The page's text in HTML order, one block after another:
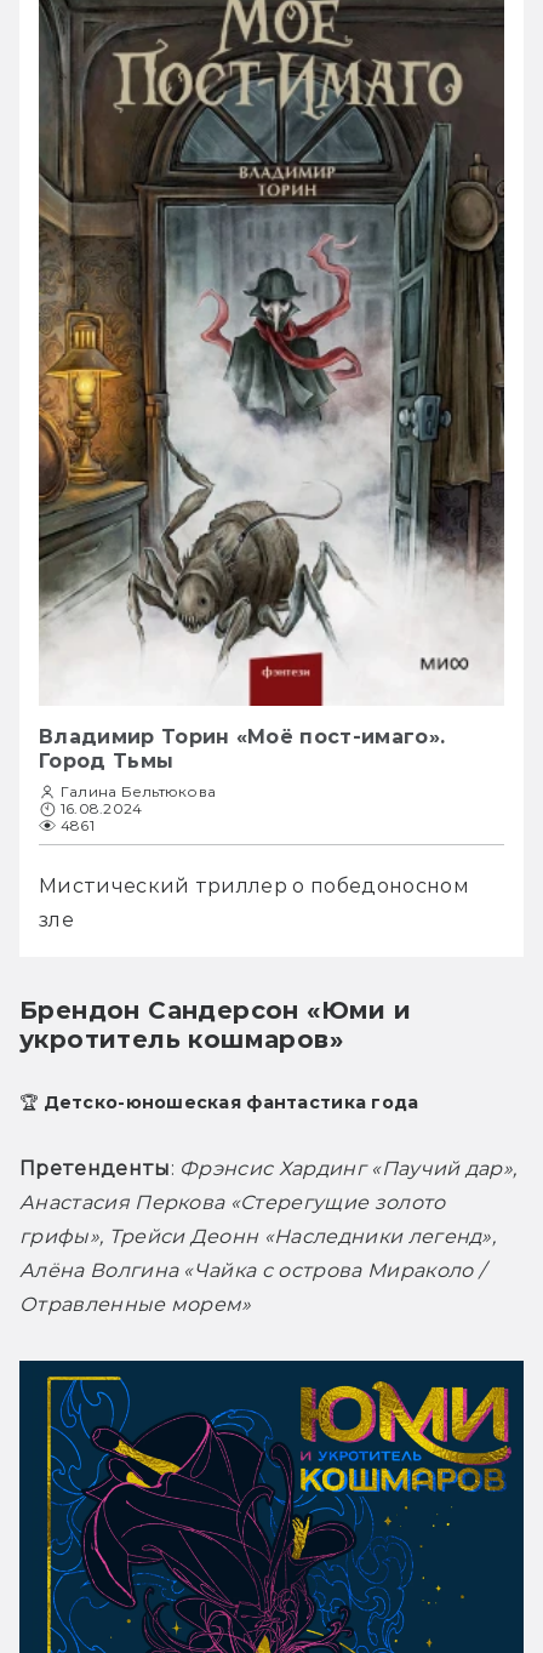
Владимир Торин «Моё пост-имаго».
Город Тьмы
Галина Бельтюкова
16.08.2024
4861
Мистический триллер о победоносном
зле
Брендон Сандерсон «Юми и
укротитель кошмаров»
🏆 Детско-юношеская фантастика года
Претенденты: Фрэнсис Хардинг «Паучий дар»,
Анастасия Перкова «Стерегущие золото
грифы», Трейси Деонн «Наследники легенд»,
Алёна Волгина «Чайка с острова Мираколо /
Отравленные морем»